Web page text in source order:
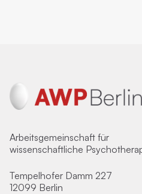
Arbeitsgemeinschaft für
wissenschaftliche
Tempelhofer Damm 227
12099 Berlin